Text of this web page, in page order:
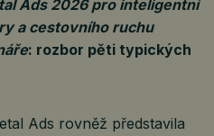
Ads 2026 pro inteligentní
a cestovního ruchu
: rozbor pěti typických
Ads rovněž představila